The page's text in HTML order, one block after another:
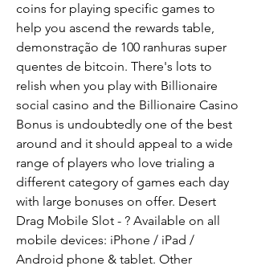
coins for playing specific games to
help you ascend the rewards table,
demonstração de 100 ranhuras super
quentes de bitcoin. There's lots to
relish when you play with Billionaire
social casino and the Billionaire Casino
Bonus is undoubtedly one of the best
around and it should appeal to a wide
range of players who love trialing a
different category of games each day
with large bonuses on offer. Desert
Drag Mobile Slot - ? Available on all
mobile devices: iPhone / iPad /
Android phone & tablet. Other